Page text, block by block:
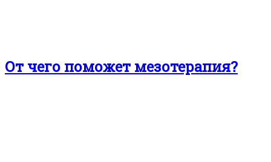
От чего поможет мезотерапия?